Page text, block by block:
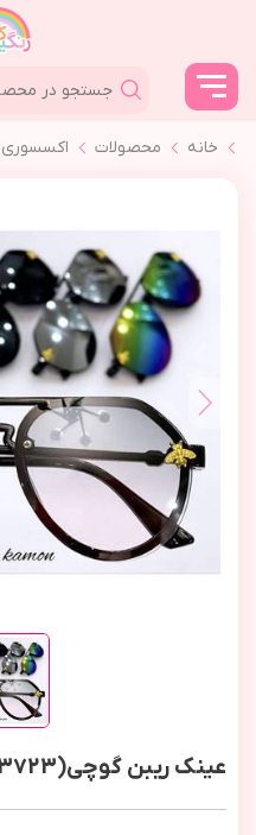
خانه محصولات اکسسوری
عینک ریبن گوچی(3723)